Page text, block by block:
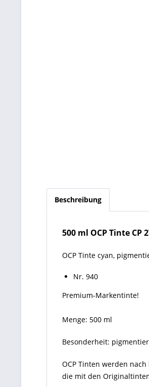
Beschreibung
500 ml OCP Tinte
OCP Tinte cyan,
Nr. 940
Premium-Markentinte!
Menge: 500 ml
Besonderheit:
OCP Tinten werden nach
die mit den